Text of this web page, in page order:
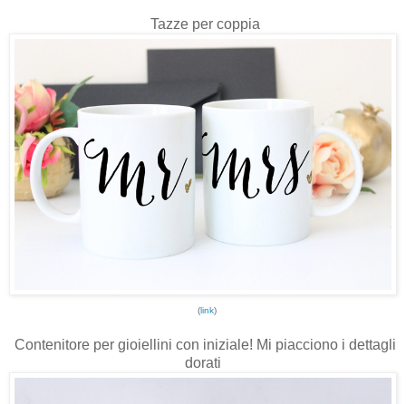
Tazze per coppia
(link)
Contenitore per gioiellini con iniziale! Mi piacciono i dettagli
dorati